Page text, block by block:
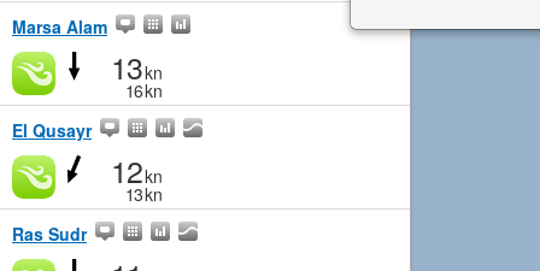
Marsa Alam
13kn
16kn
El Qusayr
12kn
13kn
Ras Sudr